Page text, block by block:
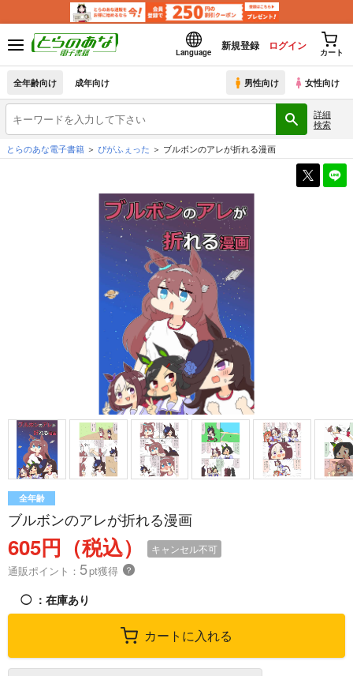
Language
新規登録 ログイン
カート
全年齢向け 成年向け 男性向け 女性向け
詳細
検索
とらのあな電子書籍
ぴがふぇった ブルボンのアレが折れる漫画
全年齢
ブルボンのアレが折れる漫画
605円（税込） キャンセル不可
通販ポイント： 5pt獲得 ？
◯ ：在庫あり
カートに入れる